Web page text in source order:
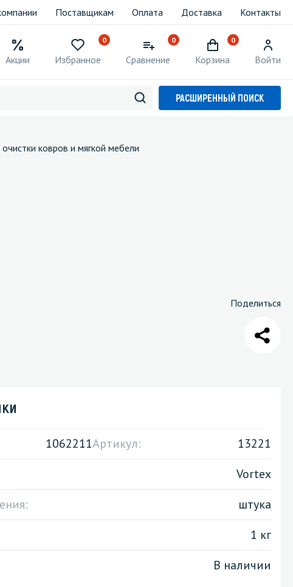
Поставщикам Оплата Доставка Контакты
Акции
0
Избранное
0
Сравнение
0
Корзина Войти
и грилей
машин
РАСШИРЕННЫЙ ПОИСК
ковров и мягкой мебели
Поделиться
1062211Артикул:
13221
Vortex
штука
1 кг
В наличии